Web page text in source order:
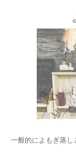
一般的によもぎ蒸し